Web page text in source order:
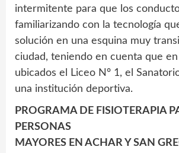
intermitente para que los
familiarizando con la tecnología
solución en una esquina muy
ciudad, teniendo en cuenta que en
ubicados el Liceo Nº 1, el
una institución deportiva.
PROGRAMA DE FISIOTERAPIA
PERSONAS
MAYORES EN ACHAR Y SAN